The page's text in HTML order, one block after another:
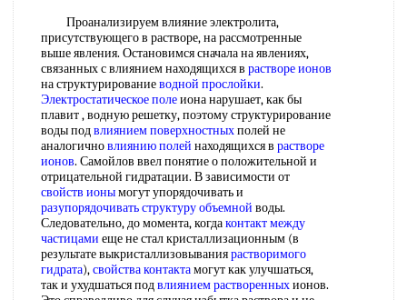
Проанализируем влияние электролита,
присутствующего в растворе, на рассмотренные
выше явления. Остановимся сначала на явлениях,
связанных с влиянием находящихся в растворе ионов
на структурированиеводной прослойки.
Электростатическое полеиона нарушает, как бы
плавит , водную решетку, поэтому структурирование
воды подвлиянием поверхностныхполей не
аналогичновлиянию полей находящихся в растворе
ионов. Самойлов ввел понятие о положительной и
отрицательной гидратации. В зависимости от
свойств ионымогут упорядочивать и
разупорядочиватьструктуру объемной воды.
Следовательно, до момента, когдаконтакт между
частицами еще не стал кристаллизационным (в
результате выкристаллизовываниярастворимого
гидрата),свойства контактамогут как улучшаться,
так и ухудшаться подвлиянием растворенныхионов.